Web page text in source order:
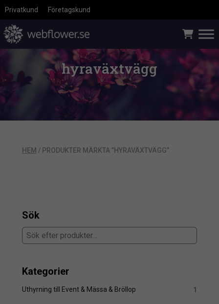
Privatkund Företagskund
hyraväxtvägg
HEM / PRODUKTER MÄRKTA ”HYRAVÄXTVÄGG”
Sök
Kategorier
Uthyrning till Event & Mässa & Bröllop 1